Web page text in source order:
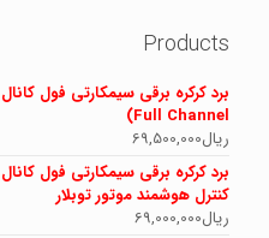
Products
Full Channel)
ریال69,500,000
کنترل هوشمند موتور توبلار
ریال69,000,000